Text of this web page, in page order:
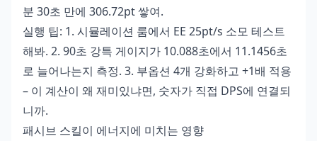
분 30초 만에 306.72pt 쌓여.
실행 팁: 1. 시뮬레이션 룸에서 EE 25pt/s 소모 테스트
해봐. 2. 90초 강특 게이지가 10.088초에서 11.1456초
로 늘어나는지 측정. 3. 부옵션 4개 강화하고 +1배 적용
– 이 계산이 왜 재미있냐면, 숫자가 직접 DPS에 연결되
니까.
패시브 스킬이 에너지에 미치는 영향